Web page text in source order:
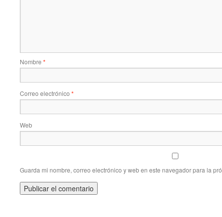
Nombre *
Correo electrónico *
Web
Guarda mi nombre, correo electrónico y web en este navegador para la